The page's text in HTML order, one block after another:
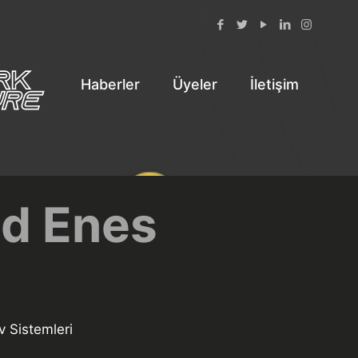
Haberler Üyeler İletişim
Enes
Sistemleri